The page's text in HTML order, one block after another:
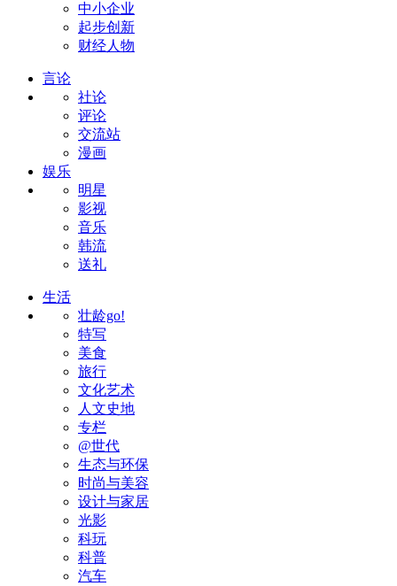
中小企业
起步创新
财经人物
言论
社论
评论
交流站
漫画
娱乐
明星
影视
音乐
韩流
送礼
生活
壮龄go!
特写
美食
旅行
文化艺术
人文史地
专栏
@世代
生态与环保
时尚与美容
设计与家居
光影
科玩
科普
汽车